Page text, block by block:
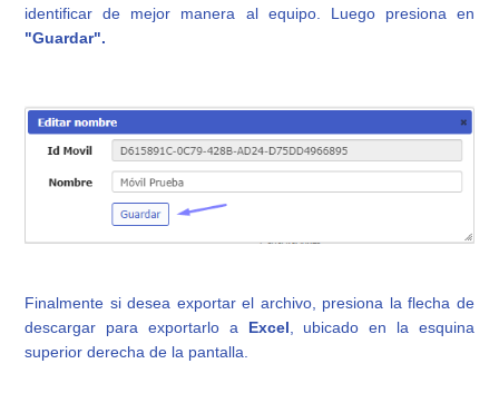
identificar de mejor manera al equipo. Luego presiona en
"Guardar".
Finalmente si desea exportar el archivo, presiona la flecha de
descargar para exportarlo a Excel , ubicado en la esquina
superior derecha de la pantalla.